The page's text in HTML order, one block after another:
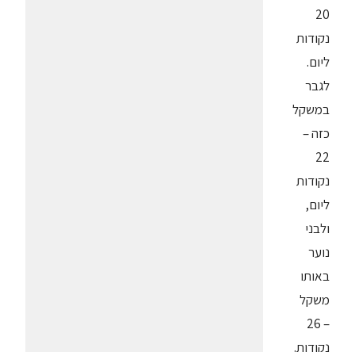
20
נקודות
ליום.
לגבר
במשקל
כזה –
22
נקודות
ליום,
ולבני
נוער
באותו
משקל
– 26
נקודות.